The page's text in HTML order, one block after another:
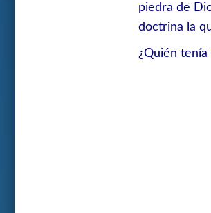
piedra de
doctrina la
¿Quién tenía